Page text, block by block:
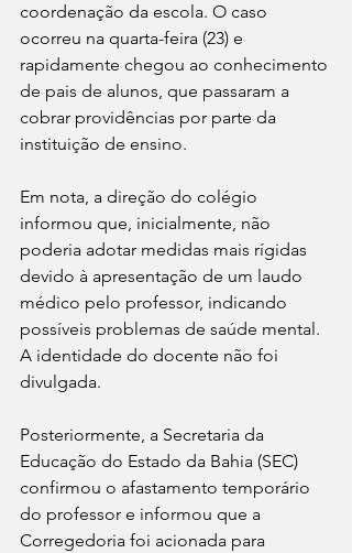
coordenação da escola. O caso
ocorreu na quarta-feira (23) e
rapidamente chegou ao conhecimento
de pais de alunos, que passaram a
cobrar providências por parte da
instituição de ensino.
Em nota, a direção do colégio
informou que, inicialmente, não
poderia adotar medidas mais rígidas
devido à apresentação de um laudo
médico pelo professor, indicando
possíveis problemas de saúde mental.
A identidade do docente não foi
divulgada.
Posteriormente, a Secretaria da
Educação do Estado da Bahia (SEC)
confirmou o afastamento temporário
do professor e informou que a
Corregedoria foi acionada para